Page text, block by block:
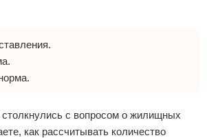
с вопросом о жилищных
как рассчитывать количество